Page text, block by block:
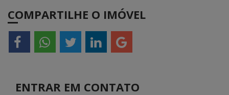
COMPARTILHE O IMÓVEL
ENTRAR EM CONTATO